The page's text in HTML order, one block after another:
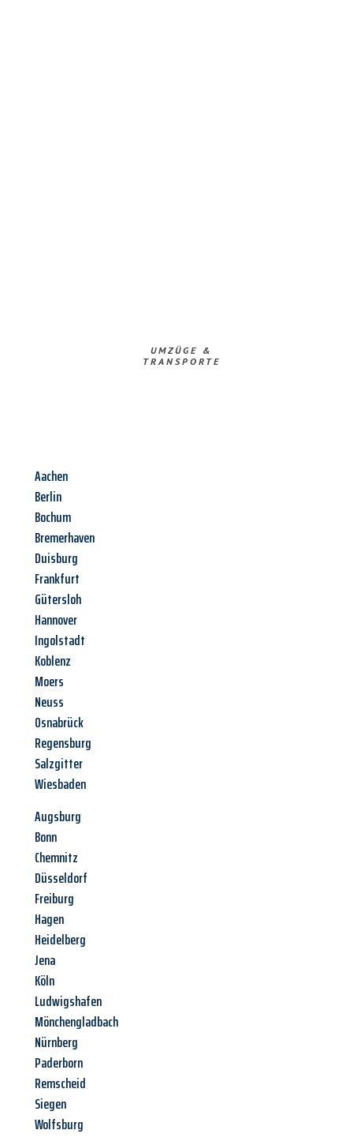
UMZÜGE &
TRANSPORTE
Aachen
Berlin
Bochum
Bremerhaven
Duisburg
Frankfurt
Gütersloh
Hannover
Ingolstadt
Koblenz
Moers
Neuss
Osnabrück
Regensburg
Salzgitter
Wiesbaden
Augsburg
Bonn
Chemnitz
Düsseldorf
Freiburg
Hagen
Heidelberg
Jena
Köln
Ludwigshafen
Mönchengladbach
Nürnberg
Paderborn
Remscheid
Siegen
Wolfsburg